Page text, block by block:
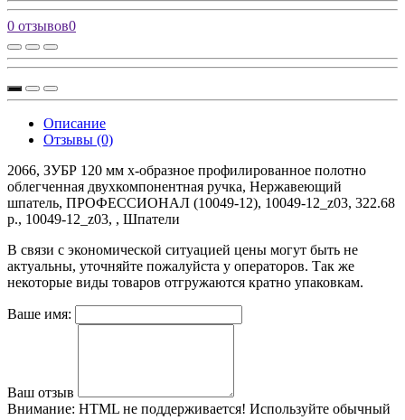
0 отзывов0
Описание
Отзывы (0)
2066, ЗУБР 120 мм х-образное профилированное полотно
облегченная двухкомпонентная ручка, Нержавеющий
шпатель, ПРОФЕССИОНАЛ (10049-12), 10049-12_z03, 322.68
р., 10049-12_z03, , Шпатели
В связи с экономической ситуацией цены могут быть не
актуальны, уточняйте пожалуйста у операторов. Так же
некоторые виды товаров отгружаются кратно упаковкам.
Ваше имя:
Ваш отзыв
Внимание: HTML не поддерживается! Используйте обычный